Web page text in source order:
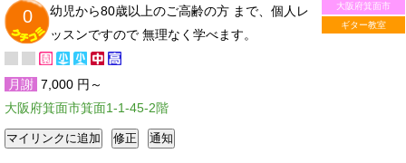
大阪府箕面市
ギター教室
0
幼児から80歳以上のご高齢の方 まで、個人レ
ッスンですので 無理なく学べます。
月謝 7,000 円～
大阪府箕面市箕面1-1-45-2階